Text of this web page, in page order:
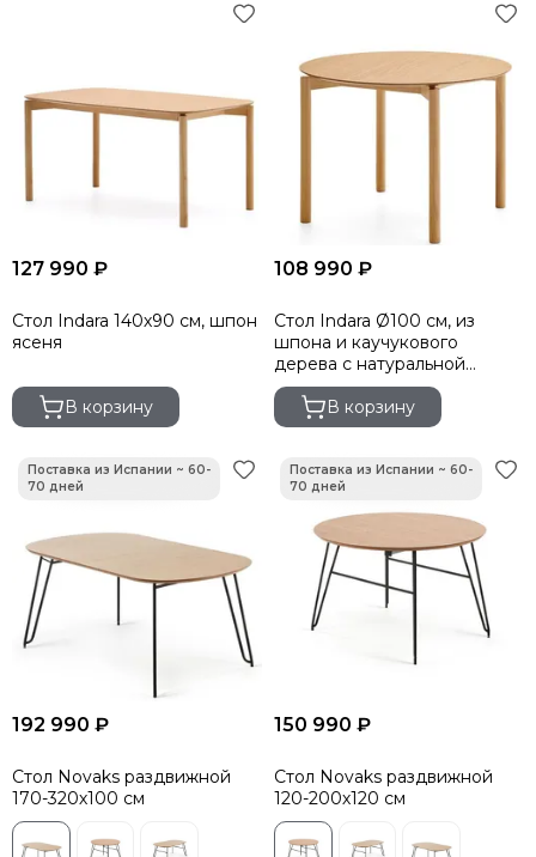
127 990 ₽
Стол Indara 140х90 см, шпон
ясеня
В корзину
108 990 ₽
Стол Indara Ø100 см, из
шпона и каучукового
дерева с натуральной
отделкой
В корзину
192 990 ₽
Стол Novaks раздвижной
170-320х100 см
150 990 ₽
Стол Novaks раздвижной
120-200х120 см